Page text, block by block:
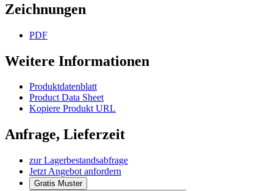
Zeichnungen
PDF
Weitere Informationen
Produktdatenblatt
Product Data Sheet
Kopiere Produkt URL
Anfrage, Lieferzeit
zur Lagerbestandsabfrage
Jetzt Angebot anfordern
Gratis Muster